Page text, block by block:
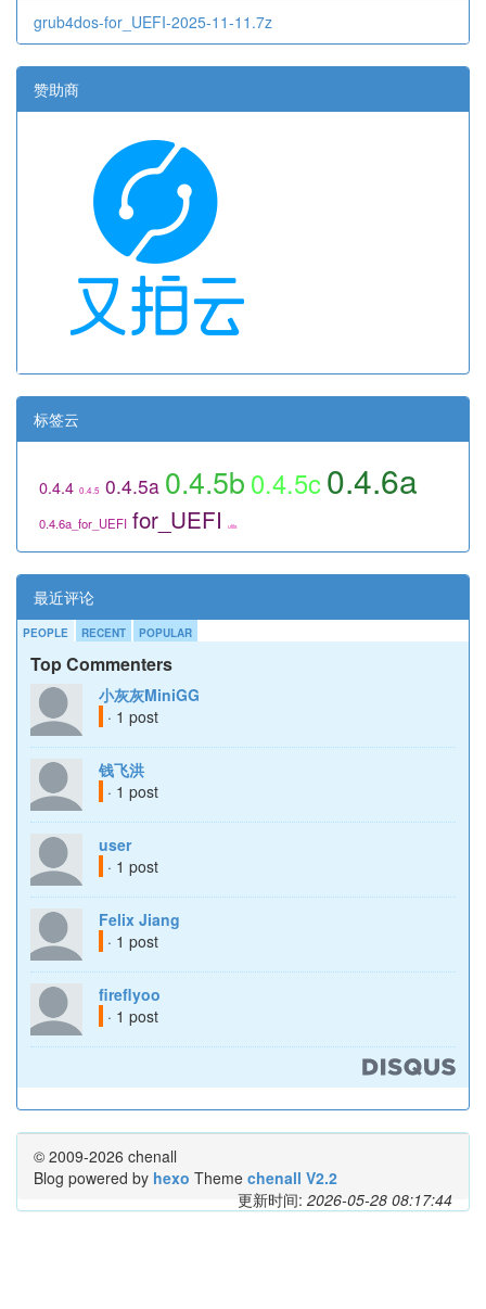
grub4dos-for_UEFI-2025-11-11.7z
赞助商
标签云
0.4.4 0.4.5 0.4.5a 0.4.5b 0.4.5c0.4.6a
0.4.6a_for_UEFI for_UEFI utils
最近评论
PEOPLE RECENT POPULAR
Top Commenters
小灰灰MiniGG
· 1 post
钱飞洪
· 1 post
user
· 1 post
Felix Jiang
· 1 post
fireflyoo
· 1 post
© 2009-2026 chenall
Blog powered by hexo Theme chenall V2.2
更新时间: 2026-05-28 08:17:44